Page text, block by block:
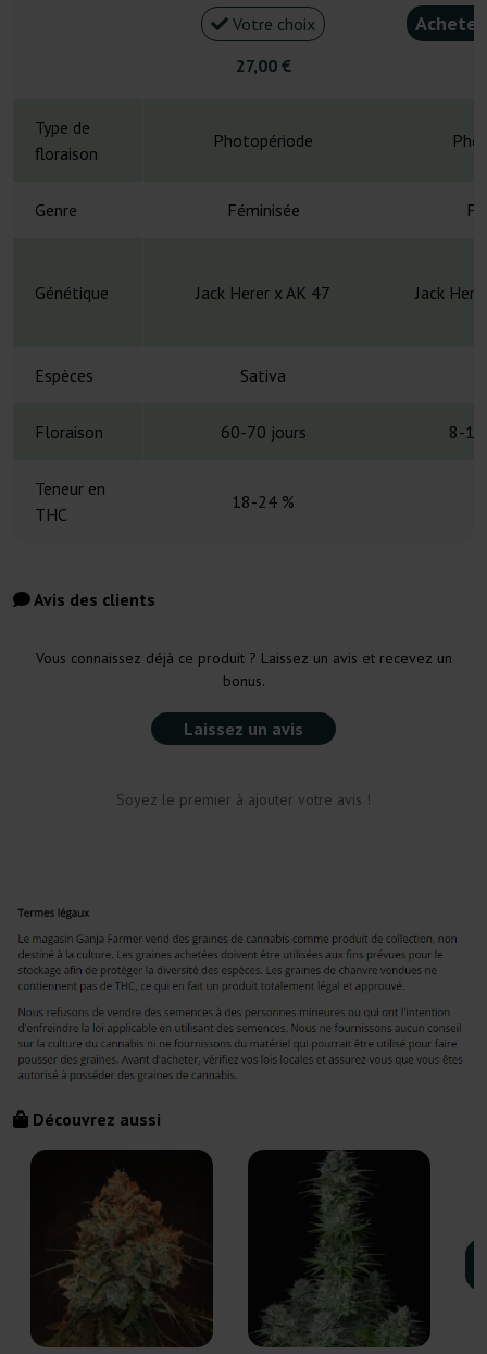
Votre choix
27,00 €
Type de
floraison
Photopériode
Genre Féminisée
Génétique Jack Herer x AK 47 Jack
Espèces Sativa
Floraison 60-70 jours 8-10
Teneur en
THC
18-24 %
Avis des clients
Vous connaissez déjà ce produit ? Laissez un avis et recevez un
bonus.
Laissez un avis
Soyez le premier à ajouter votre avis !
Découvrez aussi